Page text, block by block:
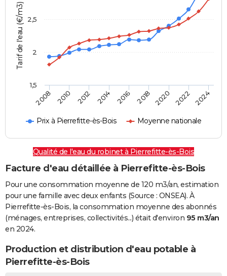
Tarif de l'eau (€/m3)
Prix à Pierrefitte-ès-Bois Moyenne nationale
2008 2010 2012 2014 2016 2018 2020 2022 2024
1,5
2
2,5
Qualité de l'eau du robinet à Pierrefitte-ès-Bois
Facture d'eau détaillée à Pierrefitte-ès-Bois
Pour une consommation moyenne de 120 m3/an, estimation
pour une famille avec deux enfants (Source : ONSEA). À
Pierrefitte-ès-Bois, la consommation moyenne des abonnés
(ménages, entreprises, collectivités...) était d'environ 95 m3/an
en 2024.
Production et distribution d'eau potable à
Pierrefitte-ès-Bois